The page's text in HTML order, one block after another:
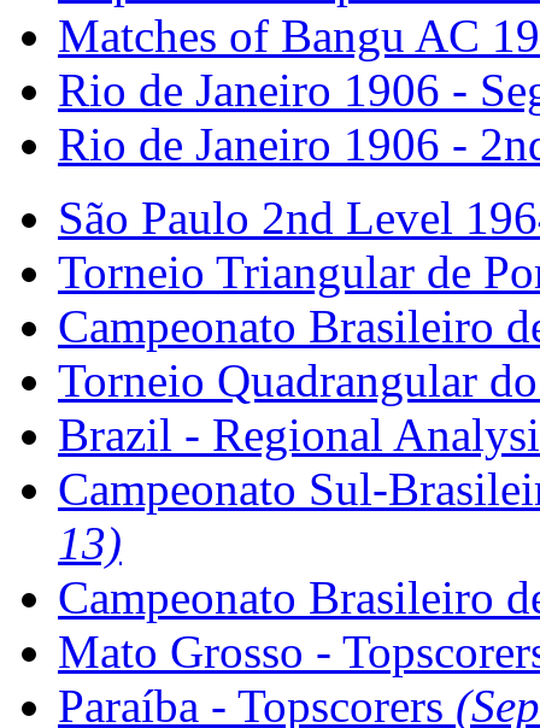
Matches of Bangu AC
Rio de Janeiro 1906 -
Rio de Janeiro 1906 -
São Paulo 2nd Level
Torneio Triangular de
Campeonato Brasileiro
Torneio Quadrangular
Brazil - Regional
Campeonato Sul-
13)
Campeonato Brasileiro
Mato Grosso -
Paraíba - Topscorers